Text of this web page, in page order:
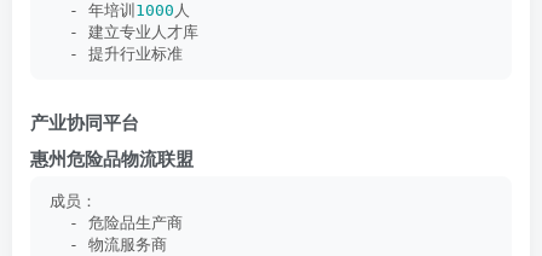
  - 年培训
1000 人
  - 建立专业人才库
  - 提升行业标准
产业协同平台
惠州危险品物流联盟
成员：
  - 危险品生产商
  - 物流服务商